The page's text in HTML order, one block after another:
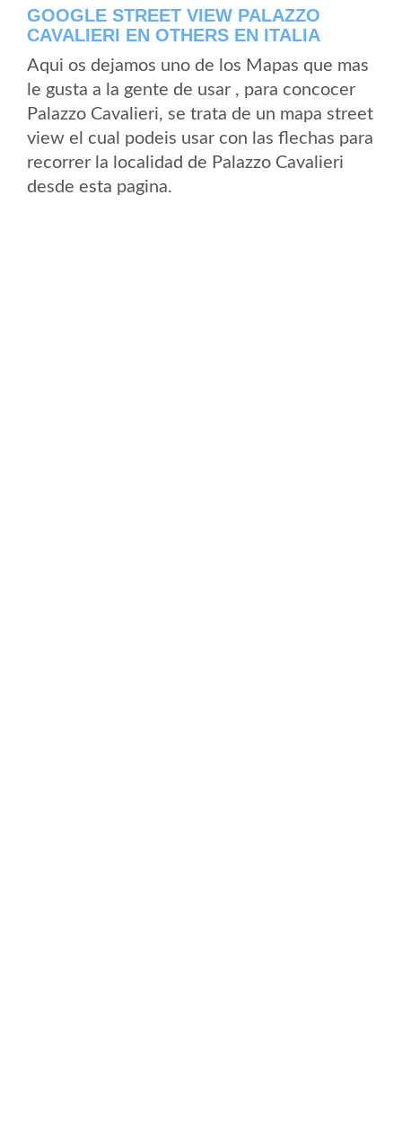
GOOGLE STREET VIEW PALAZZO
CAVALIERI EN OTHERS EN ITALIA
Aqui os dejamos uno de los Mapas que mas
le gusta a la gente de usar , para concocer
Palazzo Cavalieri, se trata de un mapa street
view el cual podeis usar con las flechas para
recorrer la localidad de Palazzo Cavalieri
desde esta pagina.